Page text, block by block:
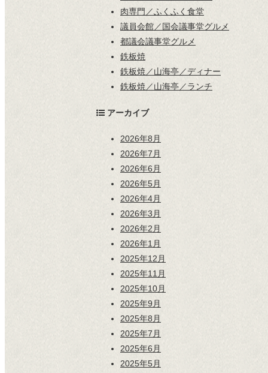
肉専門／ふくふく食堂
議員会館／国会議事堂グルメ
都議会議事堂グルメ
鉄板焼
鉄板焼／山海亭／ディナー
鉄板焼／山海亭／ランチ
アーカイブ
2026年8月
2026年7月
2026年6月
2026年5月
2026年4月
2026年3月
2026年2月
2026年1月
2025年12月
2025年11月
2025年10月
2025年9月
2025年8月
2025年7月
2025年6月
2025年5月